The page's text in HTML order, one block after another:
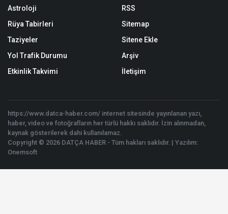
Astroloji
Rüya Tabirleri
Taziyeler
Yol Trafik Durumu
Etkinlik Takvimi
RSS
Sitemap
Sitene Ekle
Arşiv
İletişim
https://www.datca-haber.com/ internet sitesinde yayınlanan yazı,
haber, video ve fotoğrafların her türlü hakkı saklıdır. İzin alınmadan,
kaynak gösterilerek dahi kullanılamaz.
Copyright © 2026 DATÇA HABER - Tüm hakları saklıdır. | Yazılım:
Onemsoft